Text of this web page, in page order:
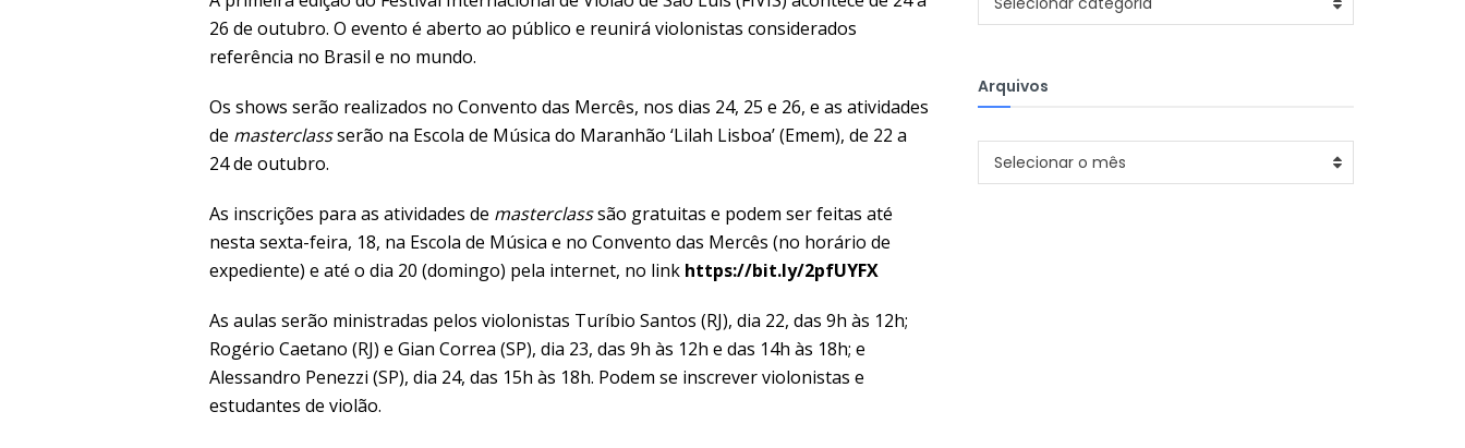
26 de outubro. O evento é aberto ao público e reunirá violonistas considerados
referência no Brasil e no mundo.
Os shows serão realizados no Convento das Mercês, nos dias 24, 25 e 26, e as atividades
de masterclassserão na Escola de Música do Maranhão ‘Lilah Lisboa’ (Emem), de 22 a
24 de outubro.
As inscrições para as atividades de masterclasssão gratuitas e podem ser feitas até
nesta sexta-feira, 18, na Escola de Música e no Convento das Mercês (no horário de
expediente) e até o dia 20 (domingo) pela internet, no link https://bit.ly/2pfUYFX
As aulas serão ministradas pelos violonistas Turíbio Santos (RJ), dia 22, das 9h às 12h;
Rogério Caetano (RJ) e Gian Correa (SP), dia 23, das 9h às 12h e das 14h às 18h; e
Alessandro Penezzi (SP), dia 24, das 15h às 18h. Podem se inscrever violonistas e
estudantes de violão.
Arquivos
Arquivos
Selecionar o mês